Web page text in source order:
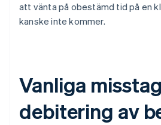
att vänta på obestämd tid på en
kanske inte kommer.
Vanliga
debitering av